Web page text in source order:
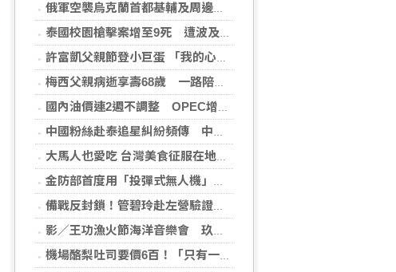
俄軍空襲烏克蘭首都基輔及周邊區域 造成4人喪命
泰國校園槍擊案增至9死 遭波及12歲女童不治
許富凱父親節登小巨蛋 「我的心肝寶貝」思念爸爸
梅西父親病逝享壽68歲 一路陪伴兒子闖蕩足壇
國內油價連2週不調整 OPEC增產國際油價跌
中國粉絲赴泰追星糾紛頻傳 中國駐泰使館籲文明守法
大馬人也愛吃 台灣美食征服在地味蕾
金防部首度用「投彈式無人機」火力圍剿敵軍
備戰反封鎖！管碧玲赴左營驗證海巡平戰轉換
影／王功漁火節海洋音樂會 玖壹壹壓軸、煙火嗨翻王功漁港
機場酪梨吐司要價6百！「只有一片麵包」旅客傻眼 專家揭高價背後原因